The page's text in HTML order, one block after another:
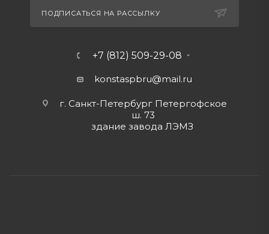
ПОДПИСАТЬСЯ НА РАССЫЛКУ
+7 (812) 509-29-08
konstaspbru@mail.ru
г. Санкт-Петербург Петергофское
ш. 73
здание завода ЛЭМЗ